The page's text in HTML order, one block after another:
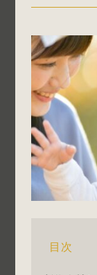
目次